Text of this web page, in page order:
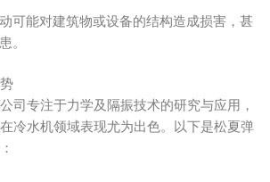
可能对建筑物或设备的结构造成损害，甚
。
司专注于力学及隔振技术的研究与应用，
冷水机领域表现尤为出色。以下是松夏弹